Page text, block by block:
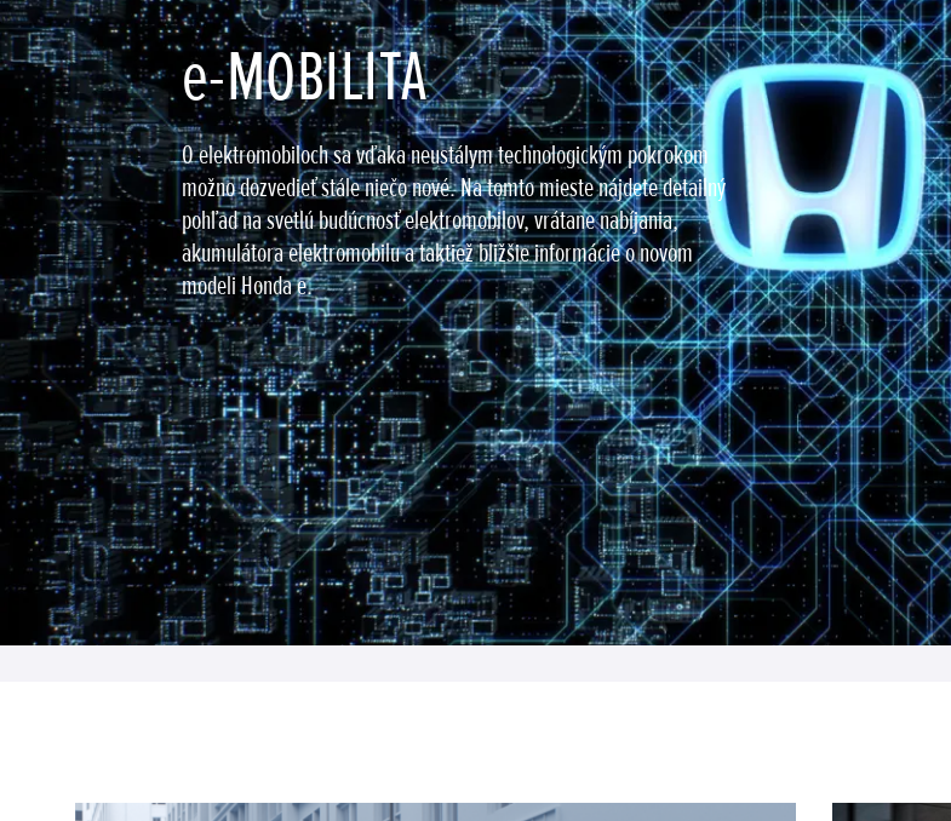
e-MOBILITA
O elektromobiloch sa vďaka neustálym technologickým pokrokom
možno dozvedieť stále niečo nové. Na tomto mieste nájdete detailný
pohľad na svetlú budúcnosť elektromobilov, vrátane nabíjania,
akumulátora elektromobilu a taktiež bližšie informácie o novom
modeli Honda e.